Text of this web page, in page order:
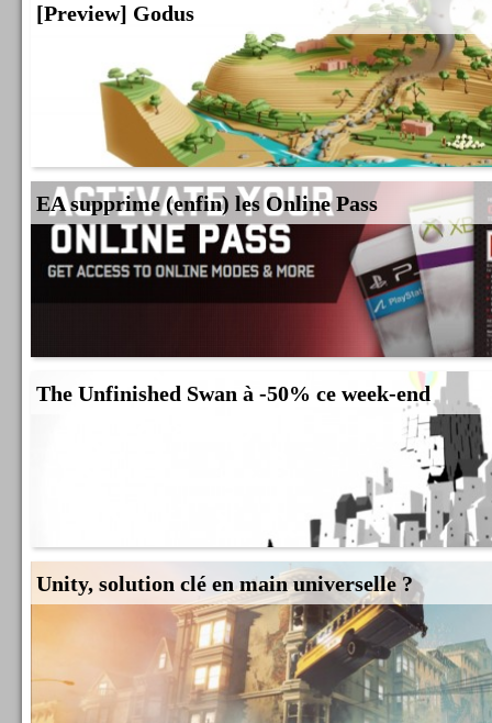
[Preview] Godus
EA supprime (enfin) les Online Pass
The Unfinished Swan à -50% ce week-end
Unity, solution clé en main universelle ?